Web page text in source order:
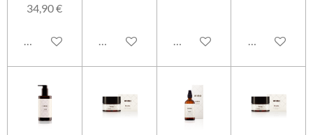
34,90 €
Lisää ostoskoriinLisää ostoskoriinLisää ostoskoriinLisää